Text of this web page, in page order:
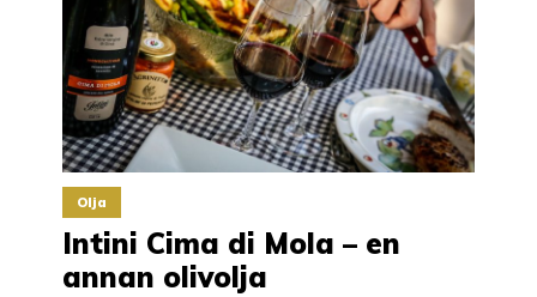
Olja
Intini Cima di Mola – en
annan olivolja